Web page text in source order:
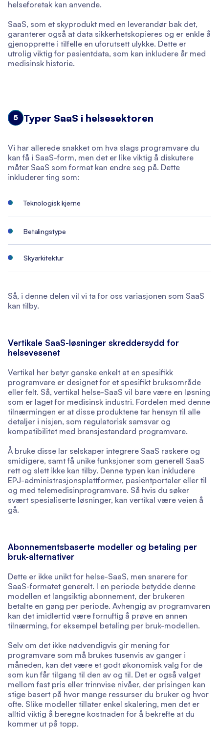
helseforetak kan anvende.
SaaS, som et skyprodukt med en leverandør bak det,
garanterer også at data sikkerhetskopieres og er enkle å
gjenopprette i tilfelle en uforutsett ulykke. Dette er
utrolig viktig for pasientdata, som kan inkludere år med
medisinsk historie.
5 Typer SaaS i helsesektoren
Vi har allerede snakket om hva slags programvare du
kan få i SaaS-form, men det er like viktig å diskutere
måter SaaS som format kan endre seg på. Dette
inkluderer ting som:
Teknologisk kjerne
Betalingstype
Skyarkitektur
Så, i denne delen vil vi ta for oss variasjonen som SaaS
kan tilby.
Vertikale SaaS-løsninger skreddersydd for
helsevesenet
Vertikal her betyr ganske enkelt at en spesifikk
programvare er designet for et spesifikt bruksområde
eller felt. Så, vertikal helse-SaaS vil bare være en løsning
som er laget for medisinsk industri. Fordelen med denne
tilnærmingen er at disse produktene tar hensyn til alle
detaljer i nisjen, som regulatorisk samsvar og
kompatibilitet med bransjestandard programvare.
Å bruke disse lar selskaper integrere SaaS raskere og
smidigere, samt få unike funksjoner som generell SaaS
rett og slett ikke kan tilby. Denne typen kan inkludere
EPJ-administrasjonsplattformer, pasientportaler eller til
og med telemedisinprogramvare. Så hvis du søker
svært spesialiserte løsninger, kan vertikal være veien å
gå.
Abonnementsbaserte modeller og betaling per
bruk-alternativer
Dette er ikke unikt for helse-SaaS, men snarere for
SaaS-formatet generelt. I en periode betydde denne
modellen et langsiktig abonnement, der brukeren
betalte en gang per periode. Avhengig av programvaren
kan det imidlertid være fornuftig å prøve en annen
tilnærming, for eksempel betaling per bruk-modellen.
Selv om det ikke nødvendigvis gir mening for
programvare som må brukes tusenvis av ganger i
måneden, kan det være et godt økonomisk valg for de
som kun får tilgang til den av og til. Det er også valget
mellom fast pris eller trinnvise nivåer, der prisingen kan
stige basert på hvor mange ressurser du bruker og hvor
ofte. Slike modeller tillater enkel skalering, men det er
alltid viktig å beregne kostnaden for å bekrefte at du
kommer ut på topp.